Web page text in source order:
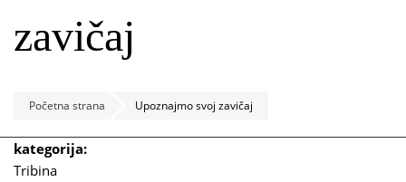
zavičaj
Početna strana Upoznajmo svoj zavičaj
kategorija:
Tribina